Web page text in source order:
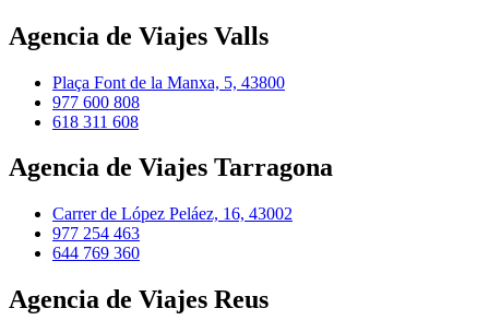
Agencia de Viajes Valls
Plaça Font de la Manxa, 5, 43800
977 600 808
618 311 608
Agencia de Viajes Tarragona
Carrer de López Peláez, 16, 43002
977 254 463
644 769 360
Agencia de Viajes Reus